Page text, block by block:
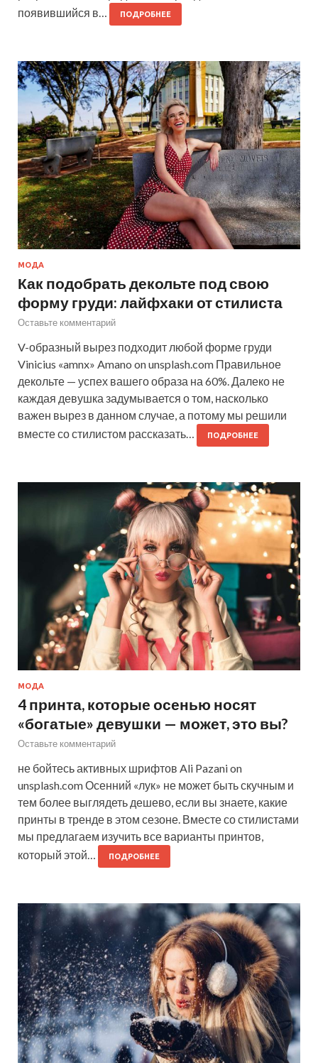
появившийся в…
ПОДРОБНЕЕ
МОДА
Как подобрать декольте под свою
форму груди: лайфхаки от стилиста
Оставьте комментарий
V-образный вырез подходит любой форме груди
Vinicius «amnx» Amano on unsplash.com Правильное
декольте — успех вашего образа на 60%. Далеко не
каждая девушка задумывается о том, насколько
важен вырез в данном случае, а потому мы решили
вместе со стилистом рассказать…
ПОДРОБНЕЕ
МОДА
4 принта, которые осенью носят
«богатые» девушки — может, это вы?
Оставьте комментарий
не бойтесь активных шрифтов Ali Pazani on
unsplash.com Осенний «лук» не может быть скучным и
тем более выглядеть дешево, если вы знаете, какие
принты в тренде в этом сезоне. Вместе со стилистами
мы предлагаем изучить все варианты принтов,
который этой…
ПОДРОБНЕЕ